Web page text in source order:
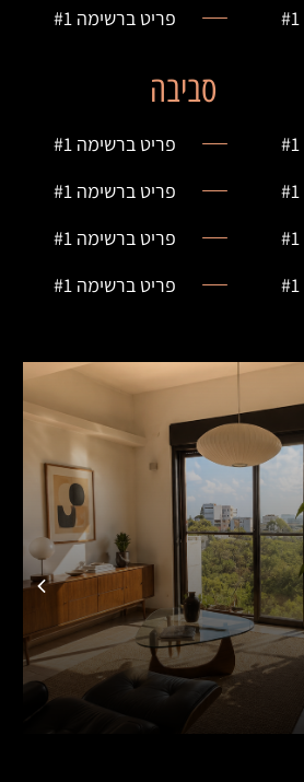
פריט ברשימה #1
סביבה
פריט ברשימה #1
פריט ברשימה #1
פריט ברשימה #1
פריט ברשימה #1